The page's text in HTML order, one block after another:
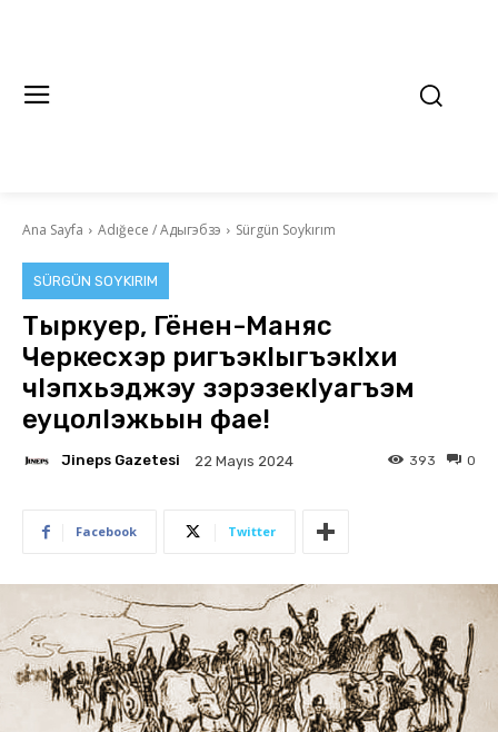
Ana Sayfa Adığece / Адыгэбзэ Sürgün Soykırım
SÜRGÜN SOYKIRIM
Тыркуер, Гёнен-Маняс
Черкесхэр ригъэкlыгъэкlхи
чlэпхьэджэу зэрэзекlуагъэм
еуцолlэжьын фае!
Jineps Gazetesi 22 Mayıs 2024 0
393
Facebook Twitter